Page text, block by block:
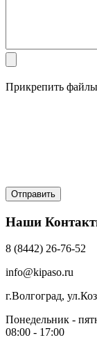
Прикрепить файлы
Наши
8 (8442) 26-76-52
info@kipaso.ru
г.Волгоград,
Понедельник -
08:00 - 17:00